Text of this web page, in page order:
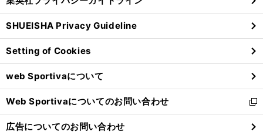
る
い
ウ
ィ
ン
ド
ウ
で
開
く
SHUEISHA Privacy Guideline
Setting of Cookies
web Sportivaについて
Web Sportivaについてのお問い合わせ
新
し
い
広告についてのお問い合わせ